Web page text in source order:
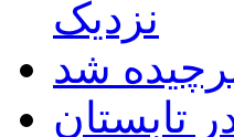
نزدیک
تابستان